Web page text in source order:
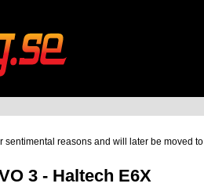
sentimental reasons and will later be moved to
3 - Haltech E6X